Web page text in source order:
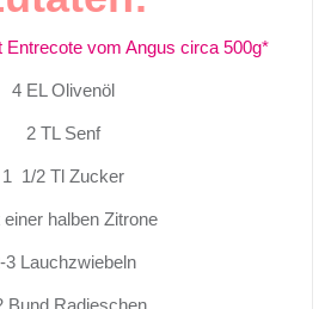
Entrecote vom Angus circa 500g*
4 EL Olivenöl
2 TL Senf
1 1/2 Tl Zucker
einer halben Zitrone
3 Lauchzwiebeln
Bund Radieschen